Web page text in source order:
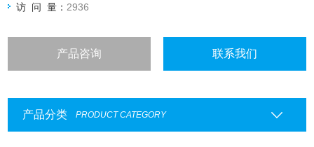
访 问 量： 2936
产品咨询 联系我们
产品分类 PRODUCT CATEGORY